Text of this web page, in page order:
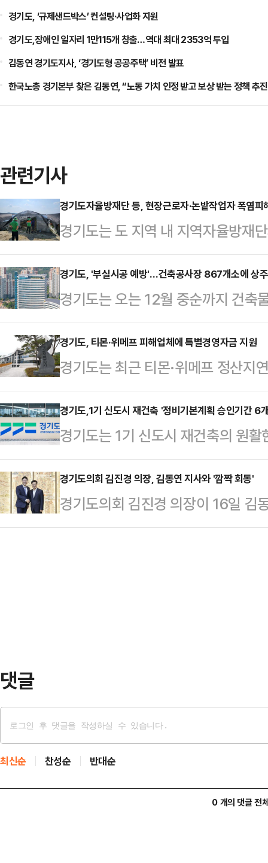
경기도, ‘규제샌드박스’ 컨설팅·사업화 지원
경기도,장애인 일자리 1만115개 창출…역대 최대 2353억 투입
김동연 경기도지사, ‘경기도형 공공주택’ 비전 발표
한국노총 경기본부 찾은 김동연, “노동 가치 인정 받고 보상 받는 정책 추
관련기사
경기도자율방재단 등, 현장근로자·논밭작업자 폭염피
경기도는 도 지역 내 지역자율방재
에 따른 온열질환자 발생 예방을
강화한다고 18일 밝혔다.주요 관리
공사장 현장근로자다.마을 단위로
사장 등 취약 지역을 중점적으로 살
히 폭염 피해 우려가 높은 낮 시간
계획이다.경기도 지역자율방재단
으로 31개 시군 각 마을을 …
경기도, '부실시공 예방'…건축공사장 867개소에 상
경기도는 오는 12월 중순까지 건축
내 상주감리 대상 건축공사장의 감
검 대상은 상주감리 대상(연면적
867개소다. 이 가운데 건축허가 사
전문가가 참여하는 함동점검을 하
한다.점검 내용은 감리원 배치 및
및 현장관리, 안전 및 품질관리 여
장에서 즉시…
경기도, 티몬·위메프 피해업체에 특별경영자금 지원
경기도는 최근 티몬·위메프 정산지
해 중소기업·소상공인을 위해
하고 19일부터 신청을 받는다고 18
금’ 지원 대상은 티몬·위메프 정산
인으로 중소기업은 최대 5억원, 소
자 기간은 중소기업 3년, 소상공인
원으로 은행에서 정한 대출금리보
2.5%포인트 낮게 이…
경기도,1기 신도시 재건축 '정비기본계획 승인기간
경기도는 1기 신도시 재건축의 원
절차 소요 기간을 절반 이상 단축하
따르면 현행 재건축 등 정비사업 추
기본계획 수립-정비계획 수립-추
리처분계획인가-착공-준공 등의
경기도의회 김진경 의장, 김동연 지사와 '깜짝 회동'
경기도의회 김진경 의장이 16일 김
생 위기 대응을 위한 의회와 경기도
댓글
최신순 찬성순 반대순
0 개의 댓글 전